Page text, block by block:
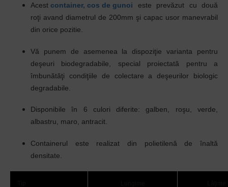
Acest container, cos de gunoi este prevăzut cu două
roţi avand diametrul de 200mm şi capac usor manevrabil
din orice pozitie.
Vă punem de asemenea la dispoziţie varianta pentru
deşeuri biodegradabile, special proiectată pentru a
îmbunătăţi condiţiile de colectare a deşeurilor biologic
degradabile.
Disponibileîn 6 culori diferite: galben, roşu, verde,
albastru, maro, antracit.
Containerul este realizat din polietilenă de înaltă
densitate